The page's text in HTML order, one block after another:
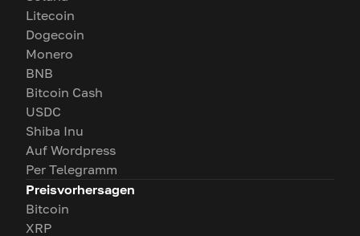
Litecoin
Dogecoin
Monero
BNB
Bitcoin Cash
USDC
Shiba Inu
Auf Wordpress
Per Telegramm
Preisvorhersagen
Bitcoin
XRP